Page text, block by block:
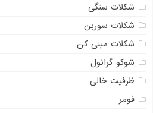
شکلات سنگی
شکلات سوربن
شکلات مینی کن
شوکو گرانول
ظرفیت خالی
فومر